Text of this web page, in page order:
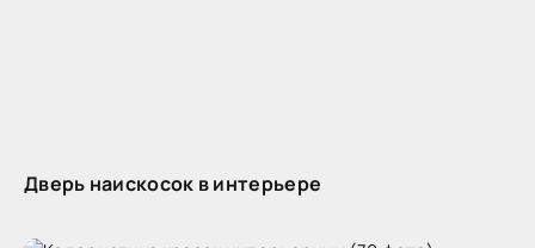
Дверь наискосок в интерьере